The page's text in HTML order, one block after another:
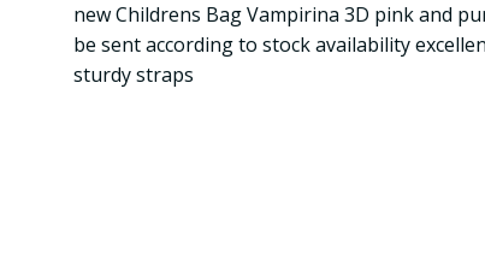
new Childrens Bag Vampirina 3D pink and
be sent according to stock availability
sturdy straps